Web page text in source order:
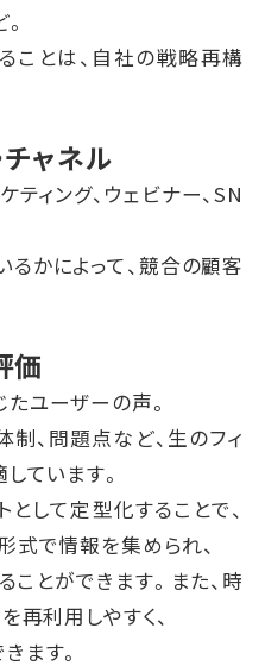
ことは、自社の戦略再構
チャネル
ティング、ウェビナー、SN
かによって、競合の顧客
価
ユーザーの声。
、問題点など、生のフィ
ています。
して定型化することで、
式で情報を集められ、
とができます。また、時
再利用しやすく、
ます。